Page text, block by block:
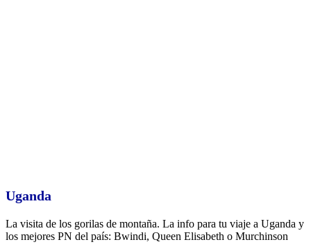
Uganda
La visita de los gorilas de montaña. La info para tu viaje a Uganda y
los mejores PN del país: Bwindi, Queen Elisabeth o Murchinson